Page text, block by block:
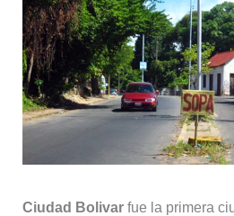
Ciudad Bolivarfue la primera